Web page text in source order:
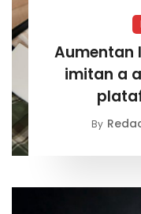
Aumentan
imitan a
By